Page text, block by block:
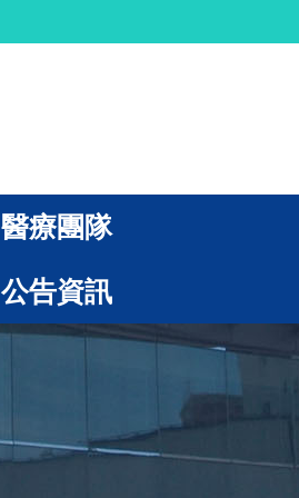
醫療團隊
公告資訊